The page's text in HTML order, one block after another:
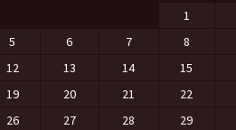
1
5 6 7
8
12 13 14
15
19 20 21
22
26 27 28
29